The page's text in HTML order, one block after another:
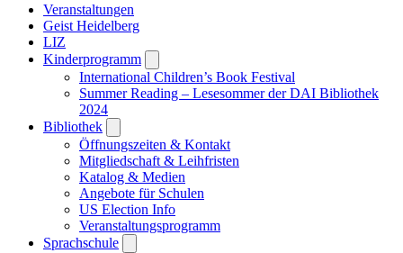
Veranstaltungen
Geist Heidelberg
LIZ
Kinderprogramm
submenu
International Children’s Book Festival
Summer Reading – Lesesommer der DAI Bibliothek
2024
Bibliothek
submenu
Öffnungszeiten & Kontakt
Mitgliedschaft & Leihfristen
Katalog & Medien
Angebote für Schulen
US Election Info
Veranstaltungsprogramm
Sprachschule